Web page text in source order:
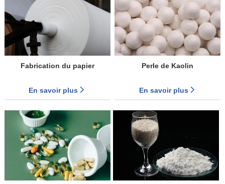
Fabrication du papier
En savoir plus
Perle de Kaolin
En savoir plus